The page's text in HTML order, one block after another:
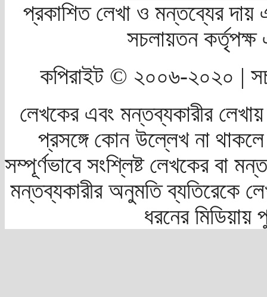
প্রকাশিত লেখা ও মন্তব্যের দায়
সচলায়তন
কপিরাইট © ২০০৬-২০২০ |
লেখকের এবং মন্তব্যকারীর
প্রসঙ্গে কোন উল্লেখ না
সম্পূর্ণভাবে সংশ্লিষ্ট লেখকের বা
মন্তব্যকারীর অনুমতি ব্যতিরেকে
ধরনের মিডিয়ায়